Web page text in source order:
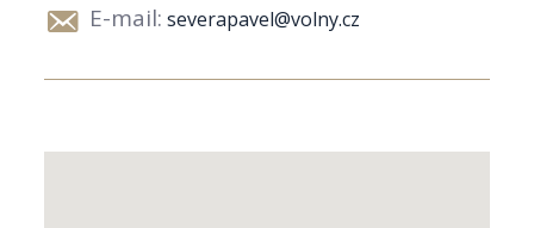
E-mail: severapavel@volny.cz